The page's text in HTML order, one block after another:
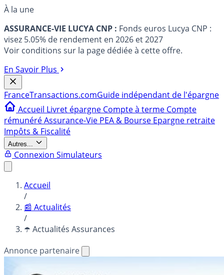
À la une
ASSURANCE-VIE LUCYA CNP : Fonds euros Lucya CNP :
visez 5.05% de rendement en 2026 et 2027
Voir conditions sur la page dédiée à cette offre.
En Savoir Plus
FranceTransactions.comGuide indépendant de l'épargne
Accueil Livret épargne Compte à terme Compte
rémunéréAssurance-Vie PEA & Bourse Epargne retraite
Impôts & Fiscalité
Autres...
Connexion Simulateurs
Accueil
/
📰 Actualités
/
☂️ Actualités Assurances
Annonce partenaire